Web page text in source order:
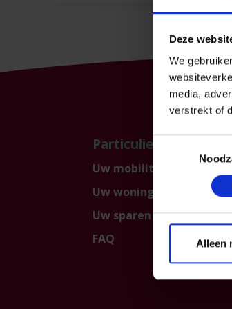
Deze
We
media,
verstrekt of
Alleen
Particulier
Uw mobiliteit
Uw woning en gezin
Uw sparen en beleggen
FAQ